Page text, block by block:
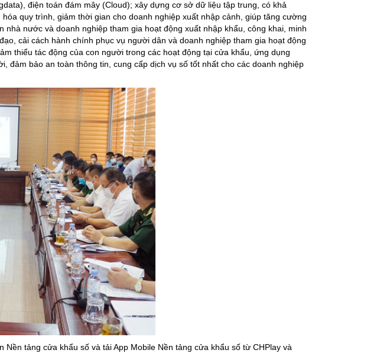
điện toán đám mây (Cloud); xây dựng cơ sở dữ liệu tập trung, có khả
quy trình, giảm thời gian cho doanh nghiệp xuất nhập cảnh, giúp tăng cường
nước và doanh nghiệp tham gia hoạt động xuất nhập khẩu, công khai, minh
cải cách hành chính phục vụ người dân và doanh nghiệp tham gia hoạt động
thiểu tác động của con người trong các hoạt động tại cửa khẩu, ứng dụng
đảm bảo an toàn thông tin, cung cấp dịch vụ số tốt nhất cho các doanh nghiệp
tảng cửa khẩu số và tải App Mobile Nền tảng cửa khẩu số từ CHPlay và